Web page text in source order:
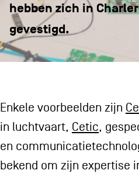
navigatie
ALGEMENE VOORWAARDEN
COOKIEBELEID
hebben zich in
gevestigd.
Enkele voorbeelden zijn
in luchtvaart, Cetic,
en
bekend om zijn expertise